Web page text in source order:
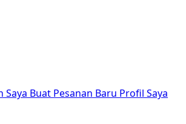
Saya Buat Pesanan Baru Profil Saya